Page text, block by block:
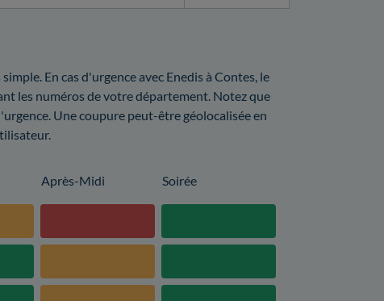
En cas d'urgence avec Enedis à Contes, le
les numéros de votre département. Notez que
Une coupure peut-être géolocalisée en
Après-Midi Soirée